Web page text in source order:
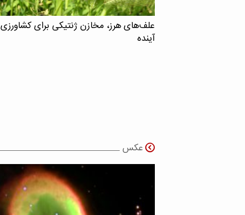
علف‌های هرز، مخازن ژنتیکی برای کشاورزی
آینده
عکس